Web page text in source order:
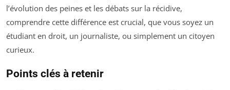
l’évolution des peines et les débats sur la récidive,
comprendre cette différence est crucial, que vous soyez un
étudiant en droit, un journaliste, ou simplement un citoyen
curieux.
Points clés à retenir